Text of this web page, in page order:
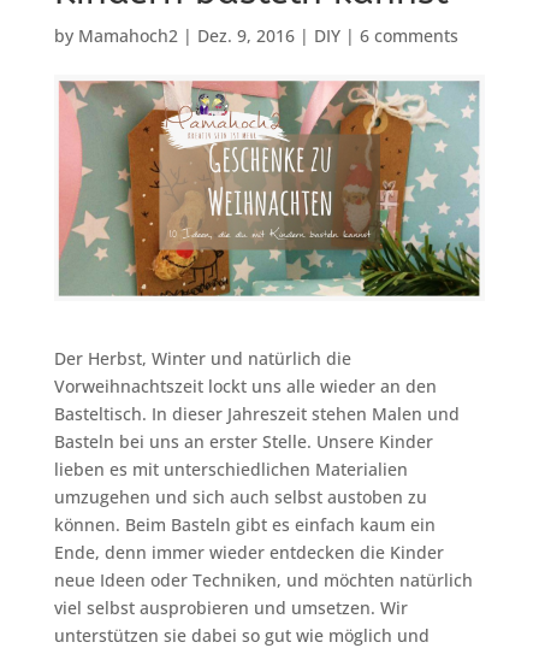
by Mamahoch2| Dez. 9, 2016| DIY| 6 comments
Der Herbst, Winter und natürlich die
Vorweihnachtszeit lockt uns alle wieder an den
Basteltisch. In dieser Jahreszeit stehen Malen und
Basteln bei uns an erster Stelle. Unsere Kinder
lieben es mit unterschiedlichen Materialien
umzugehen und sich auch selbst austoben zu
können. Beim Basteln gibt es einfach kaum ein
Ende, denn immer wieder entdecken die Kinder
neue Ideen oder Techniken, und möchten natürlich
viel selbst ausprobieren und umsetzen. Wir
unterstützen sie dabei so gut wie möglich und